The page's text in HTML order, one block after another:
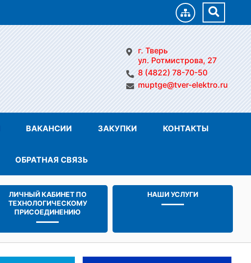
г. Тверь
ул. Ротмистрова, 27
8 (4822) 78-70-50
muptge@tver-elektro.ru
ВАКАНСИИ ЗАКУПКИ КОНТАКТЫ
ОБРАТНАЯ СВЯЗЬ
ЛИЧНЫЙ КАБИНЕТ ПО
ТЕХНОЛОГИЧЕСКОМУ
ПРИСОЕДИНЕНИЮ
НАШИ УСЛУГИ